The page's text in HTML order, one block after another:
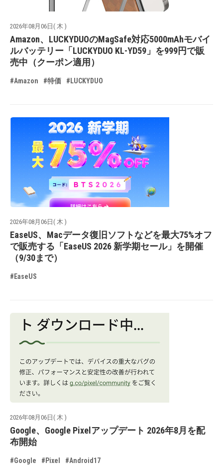
2026年08月06日( 木 )
Amazon、LUCKYDUOのMagSafe対応5000mAhモバイ
ルバッテリー「LUCKYDUO KL-YD59」を999円で販
売中（クーポン適用）
#Amazon #特価 #LUCKYDUO
2026年08月06日( 木 )
EaseUS、Macデータ復旧ソフトなどを最大75%オフ
で販売する「EaseUS 2026 新学期セール」を開催
（9/30まで）
#EaseUS
2026年08月06日( 木 )
Google、Google Pixelアップデート 2026年8月を配
布開始
#Google #Pixel #Android17